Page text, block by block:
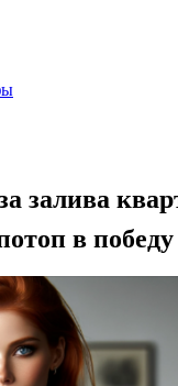
залива
в победу